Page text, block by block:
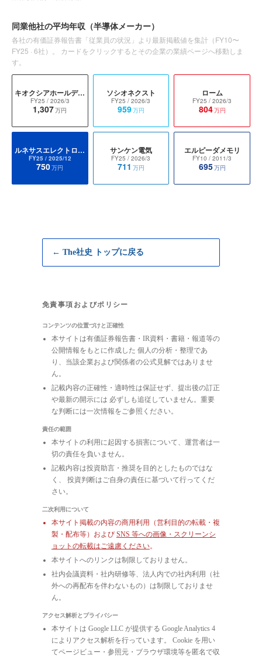
同業他社の平均年収 （半導体メーカー）
各社の有価証券報告書「従業員の状況」より最新掲載値を集計（FY10〜
FY25 · 6社）。 カードをクリックするとその企業の業績ページへ移動しま
す。
キオクシアホールディングス
FY25 / 2026/3
1,307万円
ソシオネクスト
FY25 / 2026/3
959万円
ローム
FY25 / 2026/3
804万円
ルネサスエレクトロニクス
FY25 / 2025/12
750万円
サンケン電気
FY25 / 2026/3
711 万円
エルピーダメモリ
FY10 / 2011/3
695万円
← The社史 トップに戻る
免責事項およびポリシー
コンテンツの位置づけと正確性
本サイトは有価証券報告書・IR資料・書籍・報道等の
公開情報をもとに作成した 個人の分析・整理であ
り、当該企業および関係者の公式見解ではありませ
ん。
記載内容の正確性・適時性は保証せず、提出後の訂正
や最新の開示には 必ずしも追従していません。重要
な判断には一次情報をご参照ください。
責任の範囲
本サイトの利用に起因する損害について、運営者は一
切の責任を負いません。
記載内容は投資助言・推奨を目的としたものではな
く、 投資判断はご自身の責任に基づいて行ってくだ
さい。
二次利用について
本サイト掲載の内容の商用利用（営利目的の転載・複
製・配布等）および SNS 等への画像・スクリーンシ
ョットの転載はご遠慮ください。
本サイトへのリンクは制限しておりません。
社内会議資料・社内研修等、法人内での社内利用（社
外への再配布を伴わないもの）は制限しておりませ
ん。
アクセス解析とプライバシー
本サイトは Google LLC が提供する Google Analytics 4
によりアクセス解析を行っています。 Cookie を用い
てページビュー・参照元・ブラウザ環境等を匿名で収